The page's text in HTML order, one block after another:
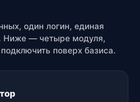
один логин, единая
Ниже — четыре модуля,
поверх базиса.